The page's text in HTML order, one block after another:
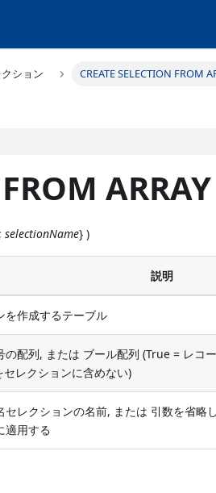
ション CREATE SELECTION FROM
ARRAY
selectionName} )
説明
を作成するテーブル
の配列, または ブール配列 (True = レコ
セレクションに含めない)
セレクションの名前, または 引数を省略
適用する